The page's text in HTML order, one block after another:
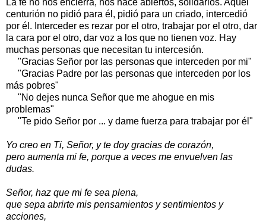
centurión no pidió para él, pidió para un criado, intercedió
por él. Interceder es rezar por el otro, trabajar por el otro, dar
la cara por el otro, dar voz a los que no tienen voz. Hay
muchas personas que necesitan tu intercesión.
"Gracias Señor por las personas que interceden por mi"
"Gracias Padre por las personas que interceden por los
más pobres"
"No dejes nunca Señor que me ahogue en mis
problemas"
"Te pido Señor por ... y dame fuerza para trabajar por él"
Yo creo en Ti, Señor, y te doy gracias de corazón,
pero aumenta mi fe, porque a veces me envuelven las
dudas.
Señor, haz que mi fe sea plena,
que sepa abrirte mis pensamientos y sentimientos y
acciones,